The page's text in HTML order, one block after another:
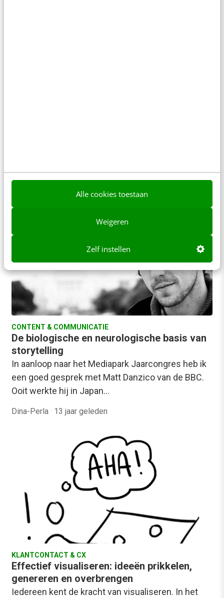
Alle cookies toestaan
Weigeren
Zelf instellen
Karin den Bouwmeester· 13 jaar geleden
CONTENT & COMMUNICATIE
De biologische en neurologische basis van
storytelling
In aanloop naar het Mediapark Jaarcongres heb ik
een goed gesprek met Matt Danzico van de BBC.
Ooit werkte hij in Japan…
Dina-Perla · 13 jaar geleden
KLANTCONTACT & CX
Effectief visualiseren: ideeën prikkelen,
genereren en overbrengen
Iedereen kent de kracht van visualiseren. In het